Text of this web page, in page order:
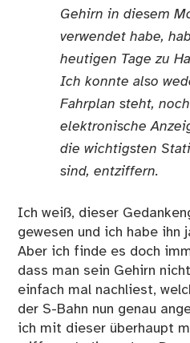
Gehirn in diesem
verwendet habe,
heutigen Tage zu
Ich konnte also
Fahrplan steht,
elektronische
die wichtigsten
sind, entziffern.
Ich weiß, dieser
gewesen und ich habe ihn
Aber ich finde es doch
dass man sein Gehirn
einfach mal nachliest,
der S-Bahn nun genau
ich mit dieser überhaupt